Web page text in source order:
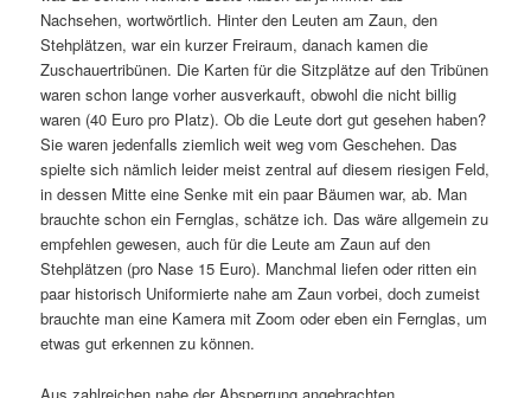
Nachsehen, wort­wört­lich. Hinter den Leuten am Zaun, den
Stehplätzen, war ein kurzer Freiraum, danach kamen die
Zuschauertribünen. Die Karten für die Sitzplätze auf den Tribünen
waren schon lange vorher ausver­kauft, obwohl die nicht billig
waren (40 Euro pro Platz). Ob die Leute dort gut gesehen haben?
Sie waren jeden­falls ziem­lich weit weg vom Geschehen. Das
spielte sich nämlich leider meist zentral auf diesem riesigen Feld,
in dessen Mitte eine Senke mit ein paar Bäumen war, ab. Man
brauchte schon ein Fernglas, schätze ich. Das wäre allge­mein zu
empfehlen gewesen, auch für die Leute am Zaun auf den
Stehplätzen (pro Nase 15 Euro). Manchmal liefen oder ritten ein
paar histo­risch Uniformierte nahe am Zaun vorbei, doch zumeist
brauchte man eine Kamera mit Zoom oder eben ein Fernglas, um
etwas gut erkennen zu können.
Aus zahl­rei­chen nahe der Absperrung ange­brachten